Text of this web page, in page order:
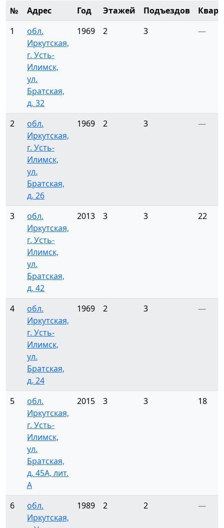
№ Адрес Год Этажей Подъездов
1
обл.
Иркутская,
г. Усть-
Илимск,
ул.
Братская,
д. 32
1969 2 3 —
2
обл.
Иркутская,
г. Усть-
Илимск,
ул.
Братская,
д. 26
1969 2 3 —
3
обл.
Иркутская,
г. Усть-
Илимск,
ул.
Братская,
д. 42
2013 3 3 22
4
обл.
Иркутская,
г. Усть-
Илимск,
ул.
Братская,
д. 24
1969 2 3 —
5
обл.
Иркутская,
г. Усть-
Илимск,
ул.
Братская,
д. 45А, лит.
А
2015 3 3 18
6
обл.
Иркутская,
1989 2 2 —